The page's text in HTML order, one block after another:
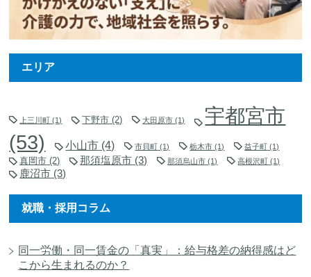
エリア
上三川町 (1) 下野市 (2) 大田原市 (1)
宇都宮市
(53)
小山市 (4) 市貝町 (1) 栃木市 (1) 益子町 (1)
真岡市 (2) 那須塩原市 (3) 那須烏山市 (1) 高根沢町 (1)
鹿沼市 (3)
就職・採用コラム
同一労働・同一賃金の「真実」：給与格差の納得感はど
こから生まれるのか？